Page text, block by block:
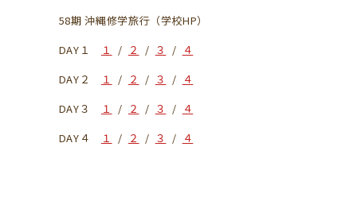
58期 沖縄修学旅行（学校HP）
DAY１
１ / ２ / ３ / ４
DAY２
１ / ２ / ３ / ４
DAY３
１ / ２ / ３ / ４
DAY４
１ / ２ / ３ / ４